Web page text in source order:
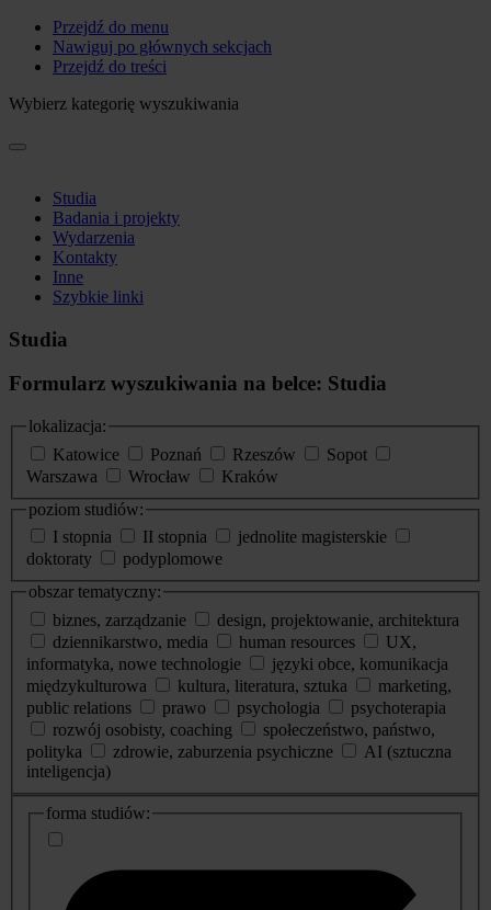
Przejdź do menu
Nawiguj po głównych sekcjach
Przejdź do treści
Wybierz kategorię wyszukiwania
Studia
Badania i projekty
Wydarzenia
Kontakty
Inne
Szybkie linki
Studia
Formularz wyszukiwania na belce: Studia
lokalizacja:
Katowice
Poznań Rzeszów
Sopot
Warszawa
Wrocław
Kraków
poziom studiów:
I stopnia
II stopnia
jednolite magisterskie
doktoraty
podyplomowe
obszar tematyczny:
biznes, zarządzanie
design, projektowanie, architektura
dziennikarstwo, media
human resources
UX,
informatyka, nowe technologie
języki obce, komunikacja
międzykulturowa
kultura, literatura, sztuka
marketing,
public relations
prawo psychologia
psychoterapia
rozwój osobisty, coaching
społeczeństwo, państwo,
polityka
zdrowie, zaburzenia psychiczne
AI (sztuczna
inteligencja)
dodatkowe
informacje
forma studiów: